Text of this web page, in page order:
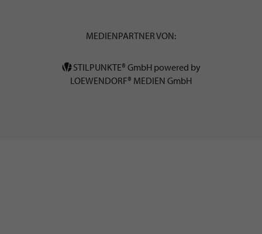
MEDIENPARTNER VON:
STILPUNKTE® GmbH powered by
LOEWENDORF® MEDIEN GmbH